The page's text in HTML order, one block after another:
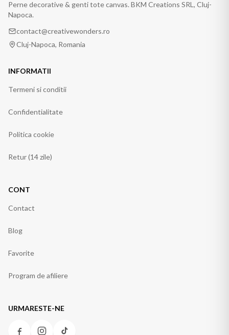
Perne decorative & genti tote canvas. BKM Creations SRL, Cluj-
Napoca.
contact@creativewonders.ro
Cluj-Napoca, Romania
INFORMATII
Termeni si conditii
Confidentialitate
Politica cookie
Retur (14 zile)
CONT
Contact
Blog
Favorite
Program de afiliere
URMARESTE-NE